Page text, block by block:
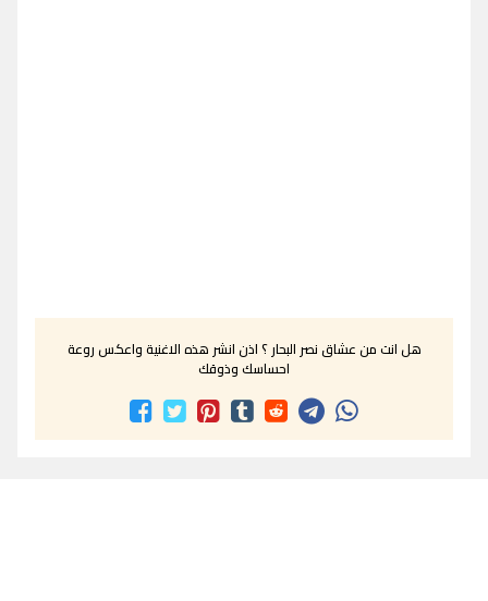
هل انت من عشاق نصر البحار ؟ اذن انشر هذه الاغنية واعكس روعة
احساسك وذوقك